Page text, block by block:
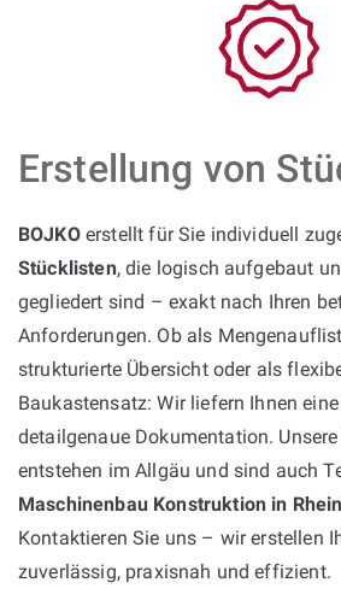
Erstellung von
BOJKOerstellt für Sie individuell
Stücklisten, die logisch aufgebaut
gegliedert sind – exakt nach Ihren
Anforderungen. Ob als
strukturierte Übersicht oder als
Baukastensatz: Wir liefern Ihnen
detailgenaue Dokumentation.
entstehen im Allgäu und sind auch
Maschinenbau Konstruktion in
Kontaktieren Sie uns – wir erstellen
zuverlässig, praxisnah und effizient.